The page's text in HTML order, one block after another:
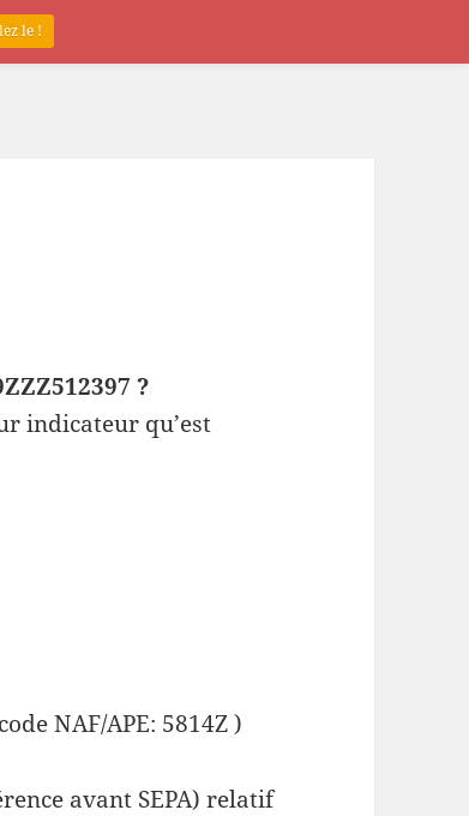
?
indicateur qu’est
NAF/APE: 5814Z )
avant SEPA) relatif
le !